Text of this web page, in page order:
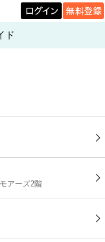
ド
アーズ2階